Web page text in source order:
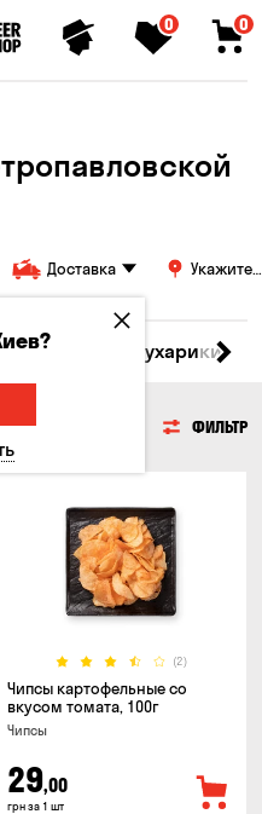
0 0
Доставка
Укажите
Гренки и Сухарики
ФИЛЬТР
(2)
Чипсы картофельные со
вкусом томата, 100г
Чипсы
29,00
грн за 1 шт